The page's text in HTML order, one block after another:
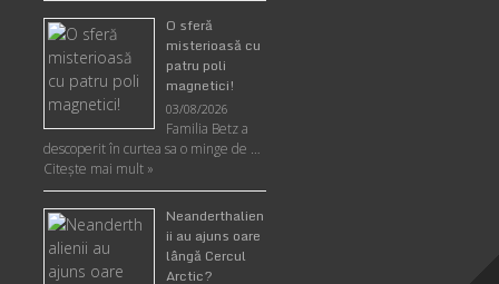
O sferă
misterioasă cu
patru poli
magnetici!
03/08/2026
Familia Betz a
descoperit în curtea sa o minge de …
Citeşte mai mult »
Neanderthalien
ii au ajuns oare
lângă Cercul
Arctic?